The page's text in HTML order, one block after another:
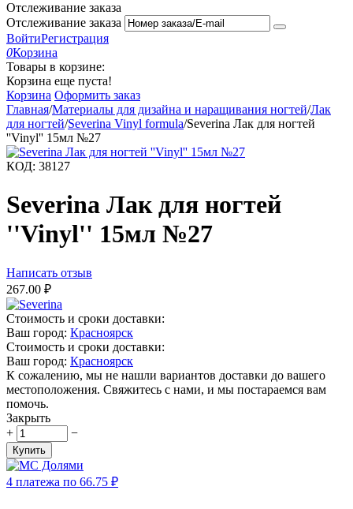
Отслеживание заказа
Отслеживание заказа
ВойтиРегистрация
0Корзина
Товары в корзине:
Корзина еще пуста!
Корзина Оформить заказ
Главная/Материалы для дизайна и наращивания ногтей/Лак
для ногтей/Severina Vinyl formula/Severina Лак для ногтей
''Vinyl'' 15мл №27
КОД: 38127
Severina Лак для ногтей
''Vinyl'' 15мл №27
Написать отзыв
267.00 ₽
Стоимость и сроки доставки:
Ваш город: Красноярск
Стоимость и сроки доставки:
Ваш город: Красноярск
К сожалению, мы не нашли вариантов доставки до вашего
местоположения. Свяжитесь с нами, и мы постараемся вам
помочь.
Закрыть
+
−
Купить
4 платежа по 66.75 ₽